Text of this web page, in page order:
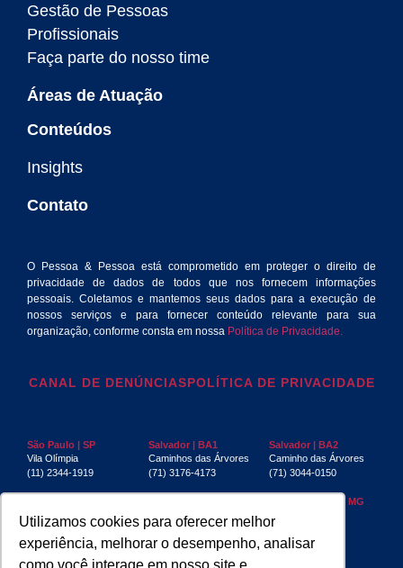
Utilizamos cookies para oferecer melhor
experiência, melhorar o desempenho, analisar
como você interage em nosso site e
Gestão de Pessoas
Profissionais
Faça parte do nosso time
Áreas de Atuação
Conteúdos
Insights
Contato
O Pessoa & Pessoa está comprometido em proteger o direito de
privacidade de dados de todos que nos fornecem informações
pessoais. Coletamos e mantemos seus dados para a execução de
nossos serviços e para fornecer conteúdo relevante para sua
organização, conforme consta em nossa Política de Privacidade.
CANAL DE DENÚNCIASPOLÍTICA DE PRIVACIDADE
São Paulo | SP
Vila Olímpia
(11) 2344-1919
Salvador | BA1
Caminhos das Árvores
(71) 3176-4173
Salvador | BA2
Caminho das Árvores
(71) 3044-0150
Centro
(21) 3553-4040
Boa Viagem
(81) 3032-4880
Belo Horizonte | MG
(31) 3267-6397
Aracaju | SE